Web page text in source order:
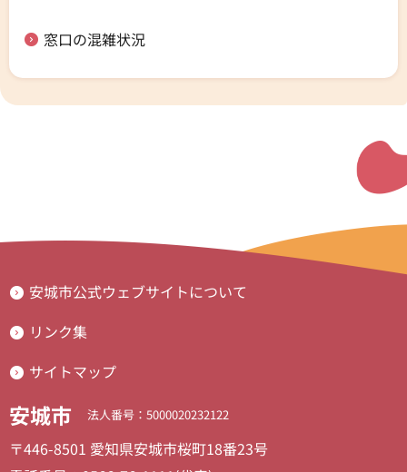
窓口の混雑状況
安城市公式ウェブサイトについて
リンク集
サイトマップ
安城市 法人番号：5000020232122
〒446-8501 愛知県安城市桜町18番23号